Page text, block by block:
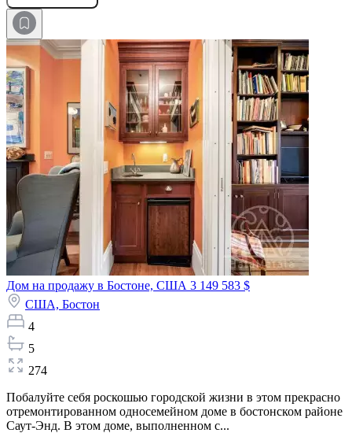
Дом на продажу в Бостоне, США 3 149 583 $
США, Бостон
4
5
274
Побалуйте себя роскошью городской жизни в этом прекрасно
отремонтированном односемейном доме в бостонском районе
Саут-Энд. В этом доме, выполненном с...